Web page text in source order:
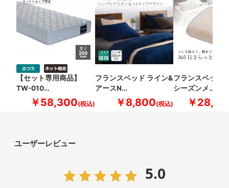
【セット専用商品】
TW-010…
￥58,300
フランスベッド ライン&
アースN…
￥8,800
フランスベッド
シーズンメ…
￥
ユーザーレビュー
5.0